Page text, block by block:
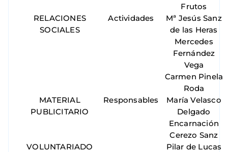
Frutos
RELACIONES
SOCIALES
Actividades
Mª Jesús Sanz
de las Heras
Mercedes
Fernández
Vega
Carmen Pinela
Roda
MATERIAL
PUBLICITARIO
Responsables
María Velasco
Delgado
Encarnación
Cerezo Sanz
VOLUNTARIADO
Pilar de Lucas